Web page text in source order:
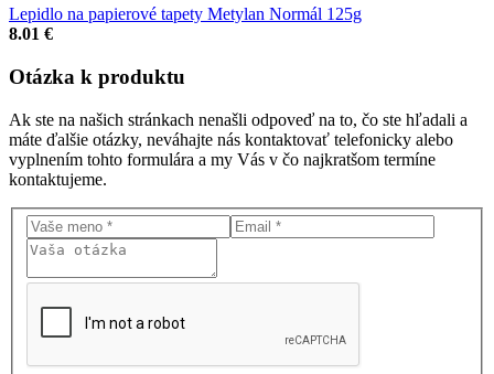
Lepidlo na papierové tapety Metylan Normál 125g
8.01 €
Otázka k produktu
Ak ste na našich stránkach nenašli odpoveď na to, čo ste hľadali a
máte ďalšie otázky, neváhajte nás kontaktovať telefonicky alebo
vyplnením tohto formulára a my Vás v čo najkratšom termíne
kontaktujeme.